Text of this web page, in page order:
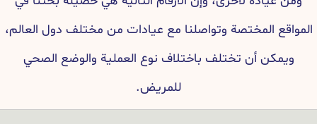
المواقع المختصة وتواصلنا مع عيادات من مختلف دول العالم،
ويمكن أن تختلف باختلاف نوع العملية والوضع الصحي
للمريض.